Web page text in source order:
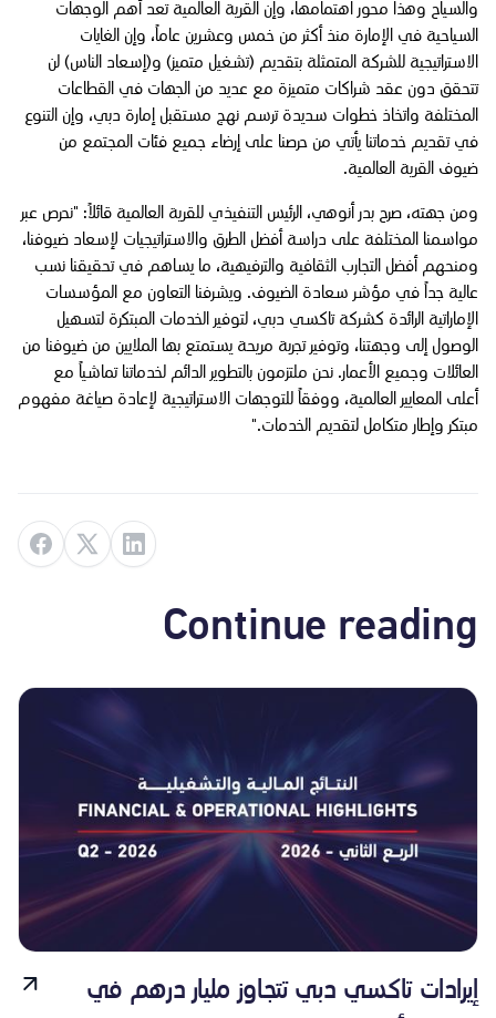
والسياح وهذا محور اهتمامها، وإن القرية العالمية تعد أهم الوجهات
السياحية في الإمارة منذ أكثر من خمس وعشرين عاماً، وإن الغايات
الاستراتيجية للشركة المتمثلة بتقديم (تشغيل متميز) و(إسعاد الناس) لن
تتحقق دون عقد شراكات متميزة مع عديد من الجهات في القطاعات
المختلفة واتخاذ خطوات سديدة ترسم نهج مستقبل إمارة دبي، وإن التنوع
في تقديم خدماتنا يأتي من حرصنا على إرضاء جميع فئات المجتمع من
ضيوف القرية العالمية.
ومن جهته، صرح بدر أنوهي، الرئيس التنفيذي للقرية العالمية قائلاً: "نحرص عبر
مواسمنا المختلفة على دراسة أفضل الطرق والاستراتيجيات لإسعاد ضيوفنا،
ومنحهم أفضل التجارب الثقافية والترفيهية، ما يساهم في تحقيقنا نسب
عالية جداً في مؤشر سعادة الضيوف. ويشرفنا التعاون مع المؤسسات
الإماراتية الرائدة كشركة تاكسي دبي، لتوفير الخدمات المبتكرة لتسهيل
الوصول إلى وجهتنا، وتوفير تجربة مريحة يستمتع بها الملايين من ضيوفنا من
العائلات وجميع الأعمار. نحن ملتزمون بالتطوير الدائم لخدماتنا تماشياً مع
أعلى المعايير العالمية، ووفقاً للتوجهات الاستراتيجية لإعادة صياغة مفهوم
مبتكر وإطار متكامل لتقديم الخدمات."
Continue reading
إيرادات تاكسي دبي تتجاوز مليار درهم في